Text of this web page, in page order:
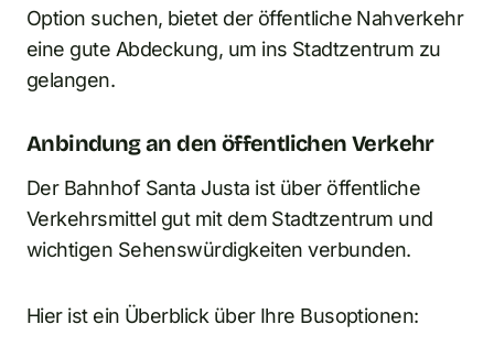
Option suchen, bietet der öffentliche Nahverkehr
eine gute Abdeckung, um ins Stadtzentrum zu
gelangen.
Anbindung an den öffentlichen Verkehr
Der Bahnhof Santa Justa ist über öffentliche
Verkehrsmittel gut mit dem Stadtzentrum und
wichtigen Sehenswürdigkeiten verbunden.
Hier ist ein Überblick über Ihre Busoptionen: